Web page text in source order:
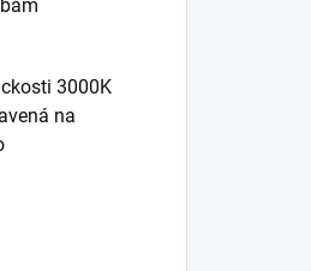
3000K
na